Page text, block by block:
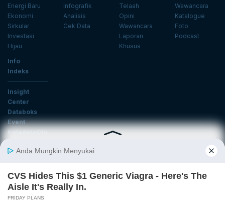
Energi Baru
Ekonomi
Sirkular
Investasi
Hijau
Infografik
Analisis
Cek Data
Telaah
Opini
Wawancara
Laporan
Khusus
Wawancara
Katalogue
Foto
Podcast
Info
Indeks
Insight
Center
Databoks
Event
KatadataOto
Email
Daftar